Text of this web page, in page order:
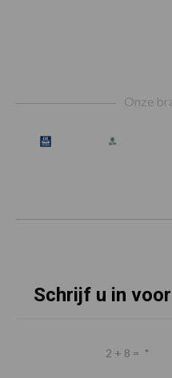
Onze
Schrijf u in
2 + 8 = *